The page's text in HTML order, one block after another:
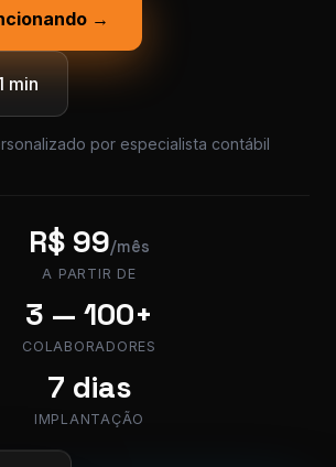
→
min
por especialista contábil
R$ 99/mês
A PARTIR DE
3 — 100+
COLABORADORES
7 dias
IMPLANTAÇÃO